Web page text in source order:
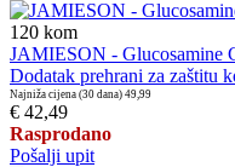
120 kom
JAMIESON - Glucosamine
Dodatak prehrani za zaštitu
Najniža cijena (30 dana) 49,99
€ 42,49
Rasprodano
Pošalji upit